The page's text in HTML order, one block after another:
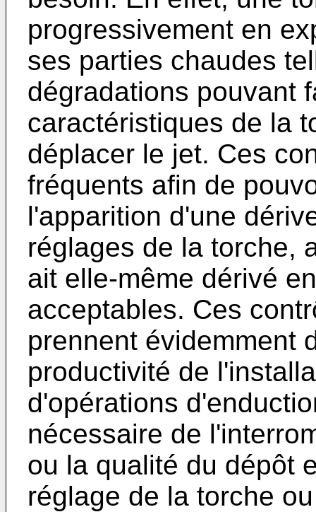
progressivement en
ses parties chaudes
dégradations pouvant
caractéristiques de la
déplacer le jet. Ces
fréquents afin de
l'apparition d'une
réglages de la torche,
ait elle-même dérivé
acceptables. Ces
prennent évidemment
productivité de
d'opérations
nécessaire de
ou la qualité du dépôt
réglage de la torche